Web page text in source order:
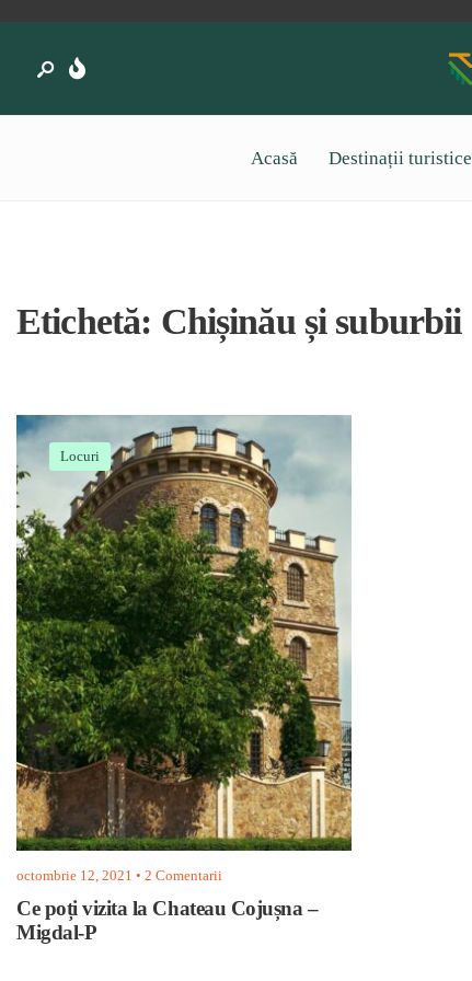
Acasă Destinații turistice
Etichetă: Chișinău și suburbii
Locuri
octombrie 12, 2021 • 2 Comentarii
Ce poți vizita la Chateau Cojușna –
Migdal-P